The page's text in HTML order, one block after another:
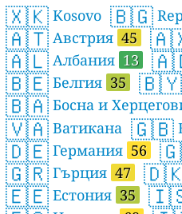
🇽🇰 Kosovo 🇧🇬
🇦🇹 Австрия 45
🇦🇱 Албания 13
🇧🇪 Белгия 35 🇧🇾
🇧🇦 Босна и
🇻🇦 Ватикана 🇬🇧
🇩🇪 Германия 56
🇬🇷 Гърция 47
🇪🇪 Естония 35